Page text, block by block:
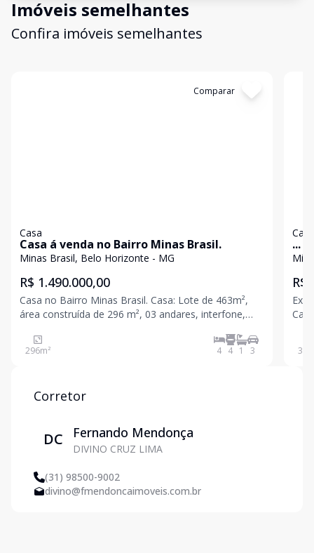
Imóveis semelhantes
Confira imóveis semelhantes
Comparar
Casa
Casa á venda no Bairro Minas Brasil.
Minas Brasil, Belo Horizonte - MG
R$ 1.490.000,00
Casa no Bairro Minas Brasil. Casa: Lote de 463m²,
área construída de 296 m², 03 andares, interfone,
de garagem paralelas, próxima a supermercados,
escolas, farmácias, linha de ônibus, rua tranquila, at
296m² 4 4 1 3
Casa
...
R$
360
Corretor
DC Fernando Mendonça
DIVINO CRUZ LIMA
(31) 98500-9002
divino@fmendoncaimoveis.com.br